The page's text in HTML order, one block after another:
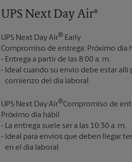
UPS Next Day Air®
UPS Next Day Air®Early
Compromiso de entrega: Próximo día
Entrega a partir de las 8:00 a. m.
Ideal cuando su envío debe estar allí
UPS Next Day Air®Compromiso de
Próximo día hábil
La entrega suele ser a las 10:30 a. m.
Ideal para envíos que deben llegar